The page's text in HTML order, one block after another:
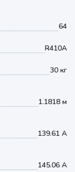
64
R410A
30 кг
1.1818 м
139.61 А
145.06 А